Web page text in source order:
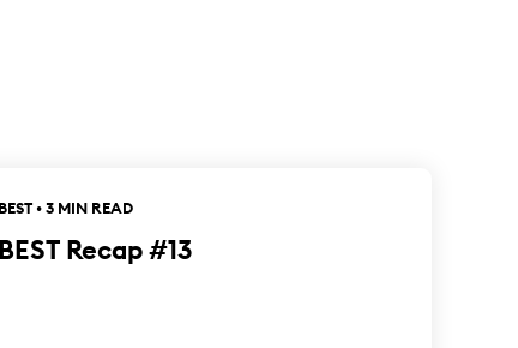
BEST • 3 MIN READ
BEST Recap #13